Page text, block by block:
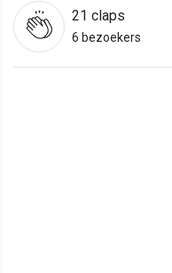
21 claps
6 bezoekers